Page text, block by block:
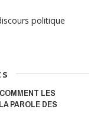
politique
LES
PAROLE DES